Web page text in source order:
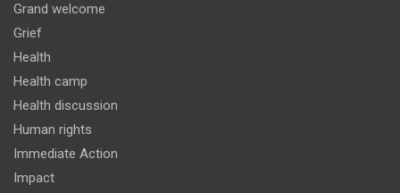
Grand welcome
Grief
Health
Health camp
Health discussion
Human rights
Immediate Action
Impact